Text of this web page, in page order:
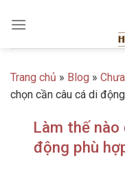
Trang chủ » Blog »
chọn cần câu cá di
Làm thế nào
động phù